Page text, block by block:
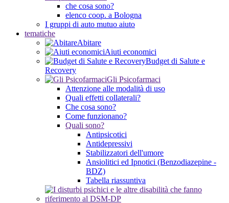
che cosa sono?
elenco coop. a Bologna
I gruppi di auto mutuo aiuto
tematiche
Abitare
Aiuti economici
Budget di Salute e
Recovery
Gli Psicofarmaci
Attenzione alle modalità di uso
Quali effetti collaterali?
Che cosa sono?
Come funzionano?
Quali sono?
Antipsicotici
Antidepressivi
Stabilizzatori dell'umore
Ansiolitici ed Ipnotici (Benzodiazepine -
BDZ)
Tabella riassuntiva